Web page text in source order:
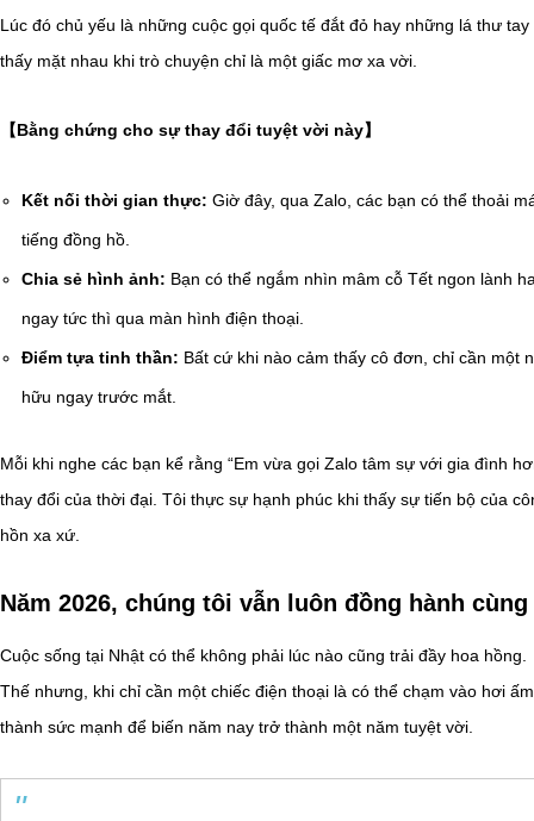
Lúc đó chủ yếu là những cuộc gọi quốc tế đắt đỏ hay những lá thư
thấy mặt nhau khi trò chuyện chỉ là một giấc mơ xa vời.
【Bằng chứng cho sự thay đổi tuyệt vời này】
Kết nối thời gian thực: Giờ đây, qua Zalo, các bạn có thể thoải
tiếng đồng hồ.
Chia sẻ hình ảnh: Bạn có thể ngắm nhìn mâm cỗ Tết ngon lành
ngay tức thì qua màn hình điện thoại.
Điểm tựa tinh thần: Bất cứ khi nào cảm thấy cô đơn, chỉ cần một
hữu ngay trước mắt.
Mỗi khi nghe các bạn kể rằng “Em vừa gọi Zalo tâm sự với gia đình
thay đổi của thời đại. Tôi thực sự hạnh phúc khi thấy sự tiến bộ của
hồn xa xứ.
Năm 2026, chúng tôi vẫn luôn đồng hành cùng
Cuộc sống tại Nhật có thể không phải lúc nào cũng trải đầy hoa hồng.
Thế nhưng, khi chỉ cần một chiếc điện thoại là có thể chạm vào hơi
thành sức mạnh để biến năm nay trở thành một năm tuyệt vời.